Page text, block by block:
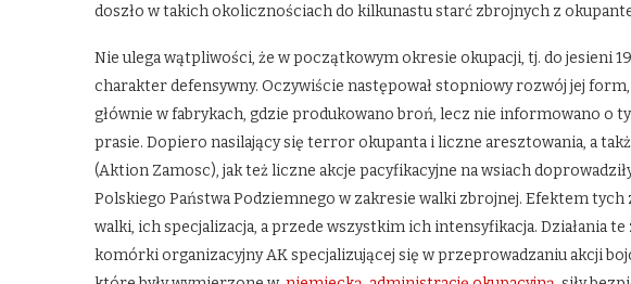
doszło w takich okolicznościach do kilkunastu starć zbrojnych z
Nie ulega wątpliwości, że w początkowym okresie okupacji, tj. do jesieni
charakter defensywny. Oczywiście następował stopniowy rozwój jej form,
głównie w fabrykach, gdzie produkowano broń, lecz nie informowano o
prasie. Dopiero nasilający się terror okupanta i liczne aresztowania, a
(Aktion Zamosc), jak też liczne akcje pacyfikacyjne na wsiach
Polskiego Państwa Podziemnego w zakresie walki zbrojnej. Efektem
walki, ich specjalizacja, a przede wszystkim ich intensyfikacja. Działania
komórki organizacyjny AK specjalizującej się w przeprowadzaniu akcji